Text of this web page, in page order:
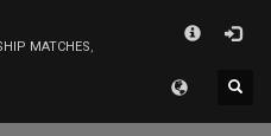
MATCHES,